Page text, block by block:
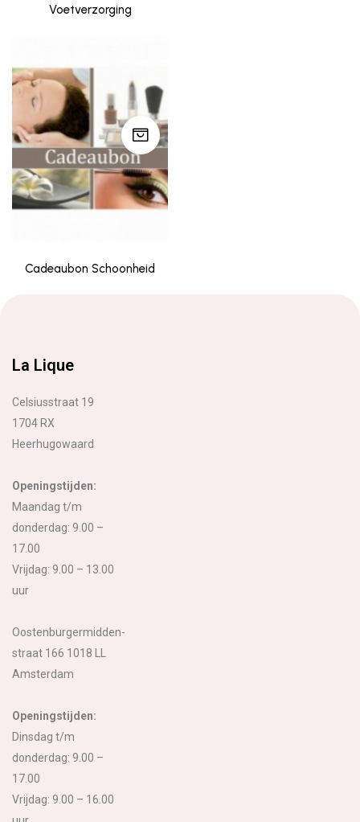
Voetverzorging
Cadeaubon Schoonheid
La Lique
Celsiusstraat 19
1704 RX
Heerhugowaard
Openingstijden:
Maandag t/m
donderdag: 9.00 –
17.00
Vrijdag: 9.00 – 13.00
uur
Oostenburgermidden-
straat 166 1018 LL
Amsterdam
Openingstijden:
Dinsdag t/m
donderdag: 9.00 –
17.00
Vrijdag: 9.00 – 16.00